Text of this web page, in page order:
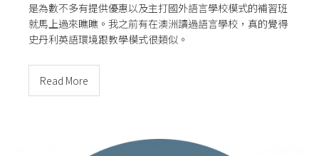
是為數不多有提供優惠以及主打國外語言學校模式的補習班
就馬上過來瞧瞧。我之前有在澳洲讀過語言學校，真的覺得
史丹利英語環境跟教學模式很類似。
Read More